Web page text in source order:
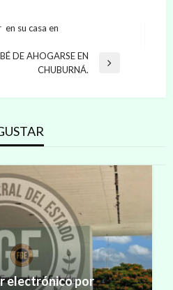
en su casa en
DE AHOGARSE EN
CHUBURNÁ.
electrónico por